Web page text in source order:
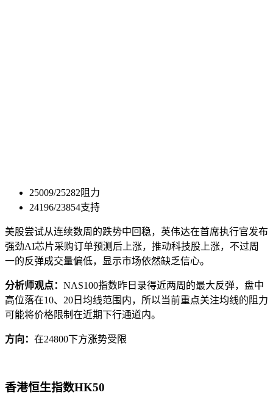
25009/25282阻力
24196/23854支持
美股尝试从连续数周的跌势中回稳，英伟达在首席执行官发布
强劲AI芯片采购订单预测后上涨，推动科技股上涨，不过周
一的反弹成交量偏低，显示市场依然缺乏信心。
分析师观点： NAS100指数昨日录得近两周的最大反弹，盘中
高位落在10、20日均线范围内，所以当前重点关注均线的阻力
可能将价格限制在近期下行通道内。
方向： 在24800下方涨势受限
香港恒生指数HK50